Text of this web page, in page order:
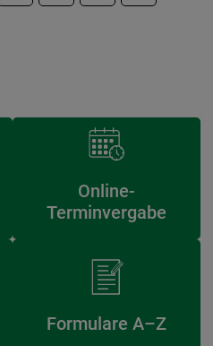
Online-
Terminvergabe
Formulare A–Z